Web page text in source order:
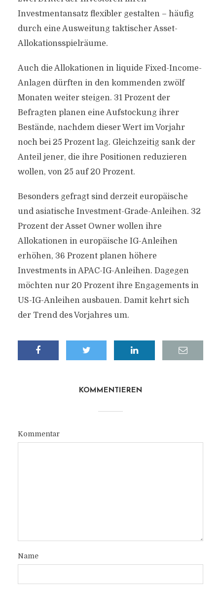
Investmentansatz flexibler gestalten – häufig
durch eine Ausweitung taktischer Asset-
Allokationsspielräume.
Auch die Allokationen in liquide Fixed-Income-
Anlagen dürften in den kommenden zwölf
Monaten weiter steigen. 31 Prozent der
Befragten planen eine Aufstockung ihrer
Bestände, nachdem dieser Wert im Vorjahr
noch bei 25 Prozent lag. Gleichzeitig sank der
Anteil jener, die ihre Positionen reduzieren
wollen, von 25 auf 20 Prozent.
Besonders gefragt sind derzeit europäische
und asiatische Investment-Grade-Anleihen. 32
Prozent der Asset Owner wollen ihre
Allokationen in europäische IG-Anleihen
erhöhen, 36 Prozent planen höhere
Investments in APAC-IG-Anleihen. Dagegen
möchten nur 20 Prozent ihre Engagements in
US-IG-Anleihen ausbauen. Damit kehrt sich
der Trend des Vorjahres um.
KOMMENTIEREN
Kommentar
Name